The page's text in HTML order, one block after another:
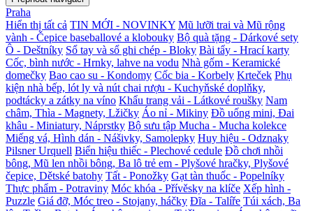
Praha
Hiển thị tất cả TIN MỚI - NOVINKY Mũ lưỡi trai và Mũ rộng
vành - Čepice baseballové a klobouky Bộ quà tặng - Dárkové sety
Ô - Deštníky Sổ tay và sổ ghi chép - Bloky Bài tẩy - Hrací karty
Cốc, bình nước - Hrnky, lahve na vodu Nhà gốm - Keramické
domečky Bao cao su - Kondomy Cốc bia - Korbely Krteček Phụ
kiện nhà bếp, lót ly và nút chai rượu - Kuchyňské doplňky,
podtácky a zátky na víno Khẩu trang vải - Látkové roušky Nam
châm, Thìa - Magnety, Lžičky Áo nỉ - Mikiny Đồ uống mini, Đai
khâu - Miniatury, Náprstky Bộ sưu tập Mucha - Mucha kolekce
Miếng vá, Hình dán - Nášivky, Samolepky Huy hiệu - Odznaky
Pilsner Urquell Biển hiệu thiếc - Plechové cedule Đồ chơi nhồi
bông, Mũ len nhồi bông, Ba lô trẻ em - Plyšové hračky, Plyšové
čepice, Dětské batohy Tất - Ponožky Gạt tàn thuốc - Popelníky
Thực phẩm - Potraviny Móc khóa - Přívěsky na klíče Xếp hình -
Puzzle Giá đỡ, Móc treo - Stojany, háčky Đĩa - Talíře Túi xách, Ba